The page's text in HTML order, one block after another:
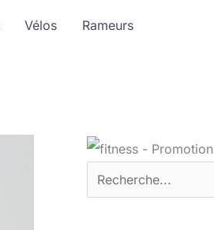
Vélos Rameurs
r
c